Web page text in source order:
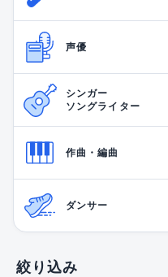
声優
シンガー
ソングライター
作曲・編曲
ダンサー
絞り込み